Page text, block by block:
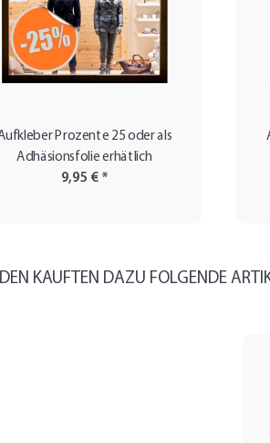
Prozente 25 oder als
Adhäsionsfolie erhätlich
9,95 € *
KAUFTEN DAZU FOLGENDE